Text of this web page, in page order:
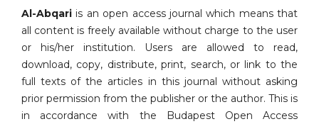
Al-Abqari is an open access journal which means that
all content is freely available without charge to the user
or his/her institution. Users are allowed to read,
download, copy, distribute, print, search, or link to the
full texts of the articles in this journal without asking
prior permission from the publisher or the author. This is
in accordance with the Budapest Open Access